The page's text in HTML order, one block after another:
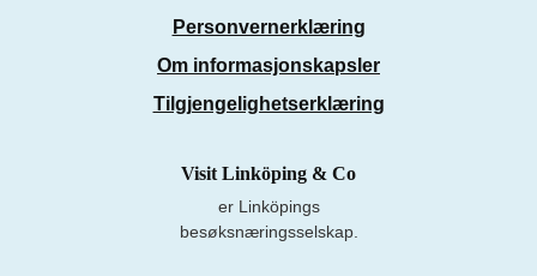
Personvernerklæring
Om informasjonskapsler
Tilgjengelighetserklæring
Visit Linköping & Co
er Linköpings
besøksnæringsselskap.